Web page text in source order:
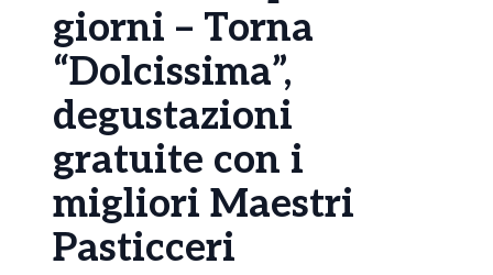
giorni – Torna
“Dolcissima”,
degustazioni
gratuite con i
migliori Maestri
Pasticceri